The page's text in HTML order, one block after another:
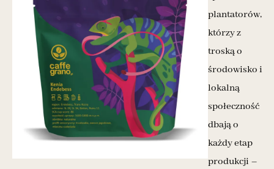
plantatorów,
którzy z
troską o
środowisko i
lokalną
społeczność
dbają o
każdy etap
produkcji –